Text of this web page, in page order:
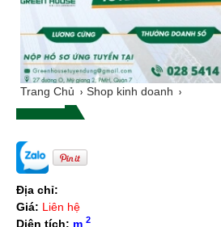
Trang Chủ Shop kinh doanh
Địa chỉ:
Giá: Liên hệ
Diện tích: m 2